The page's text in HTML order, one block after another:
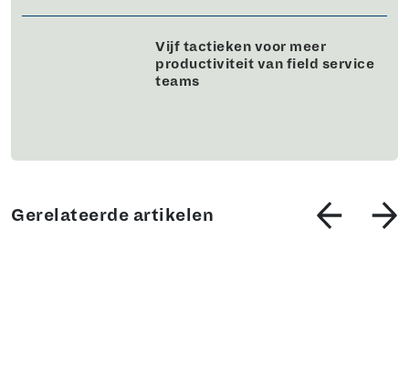
Vijf tactieken voor meer
productiviteit van field service
teams
Gerelateerde artikelen